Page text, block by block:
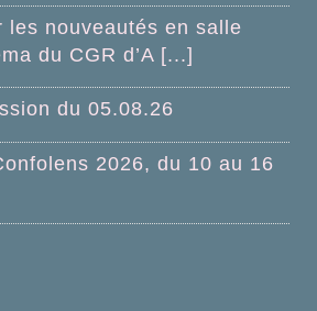
les nouveautés en salle
du CGR d’A [...]
du 05.08.26
2026, du 10 au 16